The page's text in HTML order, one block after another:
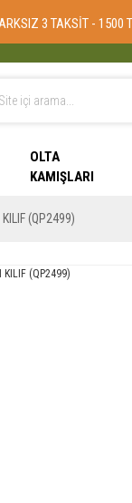
3 TAKSİT - 1500
OLTA
KAMIŞLARI
(QP2499)